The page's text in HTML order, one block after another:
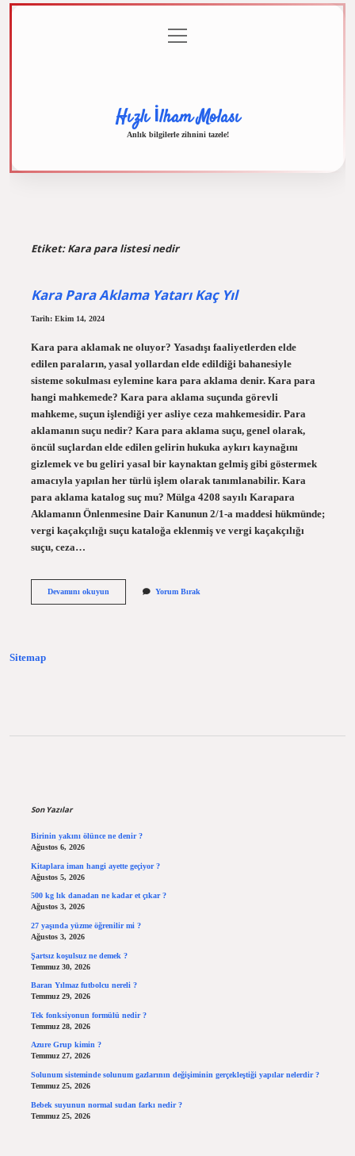
menüyü
aç
Hızlı İlham Molası
Anlık bilgilerle zihnini tazele!
Etiket:Kara para listesi nedir
Kara Para Aklama Yatarı Kaç Yıl
Tarih: Ekim 14, 2024
Kara para aklamak ne oluyor? Yasadışı faaliyetlerden elde
edilen paraların, yasal yollardan elde edildiği bahanesiyle
sisteme sokulması eylemine kara para aklama denir. Kara para
hangi mahkemede? Kara para aklama suçunda görevli
mahkeme, suçun işlendiği yer asliye ceza mahkemesidir. Para
aklamanın suçu nedir? Kara para aklama suçu, genel olarak,
öncül suçlardan elde edilen gelirin hukuka aykırı kaynağını
gizlemek ve bu geliri yasal bir kaynaktan gelmiş gibi göstermek
amacıyla yapılan her türlü işlem olarak tanımlanabilir. Kara
para aklama katalog suç mu? Mülga 4208 sayılı Karapara
Aklamanın Önlenmesine Dair Kanunun 2/1-a maddesi hükmünde;
vergi kaçakçılığı suçu kataloğa eklenmiş ve vergi kaçakçılığı
suçu, ceza…
Devamını okuyunKara
Yorum Bırak
Sitemap
Son Yazılar
Birinin yakını ölünce ne denir ?
Ağustos 6, 2026
Kitaplara iman hangi ayette geçiyor ?
Ağustos 5, 2026
500 kg lık danadan ne kadar et çıkar ?
Ağustos 3, 2026
27 yaşında yüzme öğrenilir mi ?
Ağustos 3, 2026
Şartsız koşulsuz ne demek ?
Temmuz 30, 2026
Baran Yılmaz futbolcu nereli ?
Temmuz 29, 2026
Tek fonksiyonun formülü nedir ?
Temmuz 28, 2026
Azure Grup kimin ?
Temmuz 27, 2026
Solunum sisteminde solunum gazlarının değişiminin gerçekleştiği yapılar nelerdir ?
Temmuz 25, 2026
Bebek suyunun normal sudan farkı nedir ?
Temmuz 25, 2026